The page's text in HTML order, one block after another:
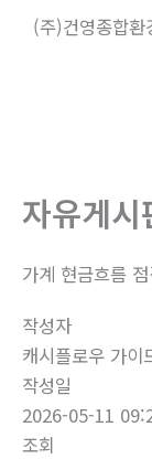
(주)건영종합환
자유게시
가계 현금흐름
작성자
캐시플로우 가이
작성일
2026-05-11
조회